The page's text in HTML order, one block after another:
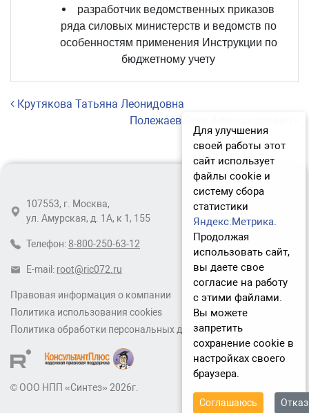
разработчик ведомственных приказов
ряда силовых министерств и ведомств по
особенностям применения Инструкции по
бюджетному учету
Навигация по записям
Крутякова Татьяна Леонидовна
Полежаев Олег Александрович
Правовая информация о компании
Политика использования cookies
Политика обработки персональных данных
© ООО НПП «Синтез» 2026г.
107553, г. Москва,
ул. Амурская, д. 1А, к 1, 155
Телефон: 8-800-250-63-12
E-mail: root@ric072.ru
Для улучшения
своей работы этот
сайт использует
файлы cookie и
систему сбора
статистики
Яндекс.Метрика.
Продолжая
использовать сайт,
вы даете свое
согласие на работу
с этими файлами.
Вы можете
запретить
сохранение cookie в
настройках своего
браузера.
Соглашаюсь